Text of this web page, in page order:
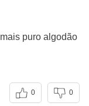
puro algodão
0 0